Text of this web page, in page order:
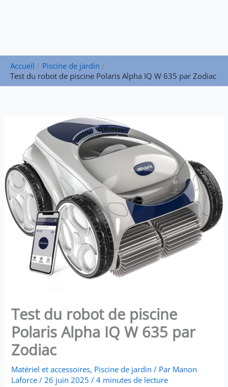
Accueil
Piscine de jardin
Test du robot de piscine Polaris Alpha IQ W 635 par Zodiac
Test du robot de piscine
Polaris Alpha IQ W 635 par
Zodiac
Matériel et accessoires, Piscine de jardin / Par Manon
Laforce/26 juin 2025/4 minutes de lecture